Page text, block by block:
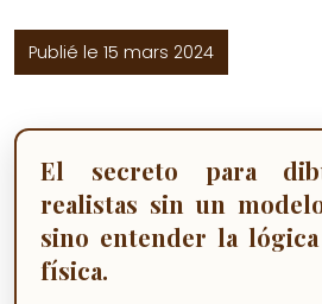
Publié le 15 mars 2024
El secreto para
realistas sin un
sino entender la
física.